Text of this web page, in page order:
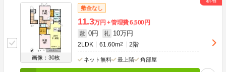
画像：30枚
敷金なし
11.3万円 管理費6,500円
敷 0円 礼 10万円
2LDK 61.60m2 2階
ネット無料 最上階 角部屋